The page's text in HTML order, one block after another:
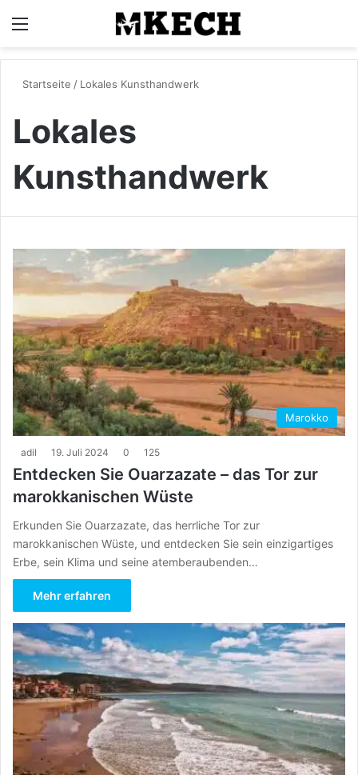
Startseite / Lokales Kunsthandwerk
Lokales
Kunsthandwerk
Marokko
adil 19. Juli 2024 0 125
Entdecken Sie Ouarzazate – das Tor zur
marokkanischen Wüste
Erkunden Sie Ouarzazate, das herrliche Tor zur
marokkanischen Wüste, und entdecken Sie sein einzigartiges
Erbe, sein Klima und seine atemberaubenden…
Mehr erfahren